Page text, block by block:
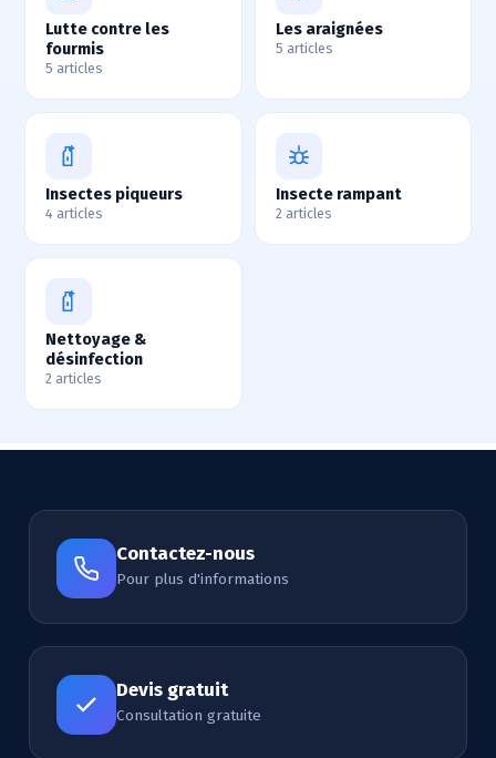
Lutte contre les
fourmis
5 articles
Les araignées
5 articles
Insectes piqueurs
4 articles
Insecte rampant
2 articles
Nettoyage &
désinfection
2 articles
Contactez-nous
Pour plus d'informations
Devis gratuit
Consultation gratuite